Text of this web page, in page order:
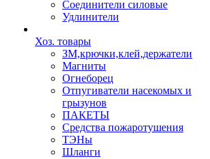
Соединители силовые
Удлинители
Хоз. товары
ЗМ,крючки,клей,держатели
Магниты
Огнеборец
Отпугиватели насекомых и
грызунов
ПАКЕТЫ
Средства пожаротушения
ТЭНы
Шланги